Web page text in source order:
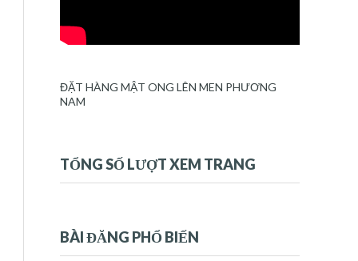
ĐẶT HÀNG MẬT ONG LÊN MEN PHƯƠNG
NAM
TỔNG SỐ LƯỢT XEM TRANG
BÀI ĐĂNG PHỔ BIẾN